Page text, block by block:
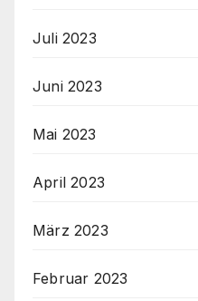
Juli 2023
Juni 2023
Mai 2023
April 2023
März 2023
Februar 2023